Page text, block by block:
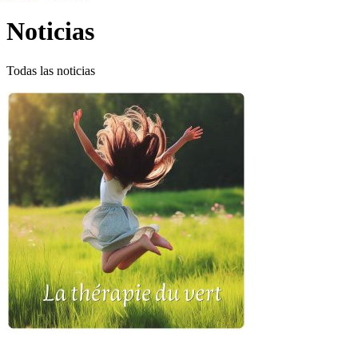
Noticias
Todas las noticias